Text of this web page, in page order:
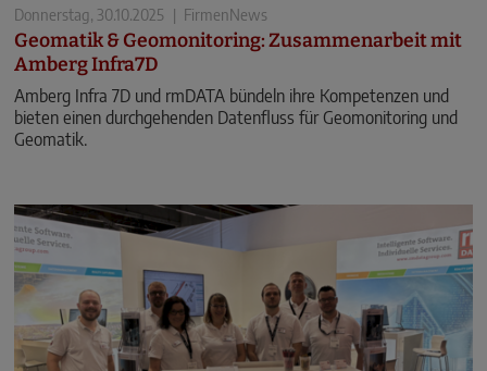
Donnerstag, 30.10.2025 | FirmenNews
Geomatik & Geomonitoring: Zusammenarbeit mit
Amberg Infra7D
Amberg Infra 7D und rmDATA bündeln ihre Kompetenzen und
bieten einen durchgehenden Datenfluss für Geomonitoring und
Geomatik.